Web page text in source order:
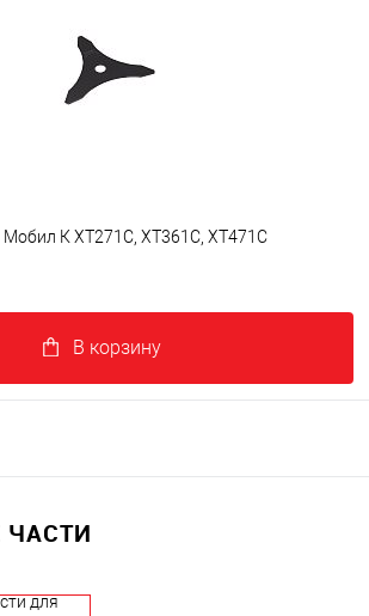
К XT271C, XT361C, XT471C
В корзину
для